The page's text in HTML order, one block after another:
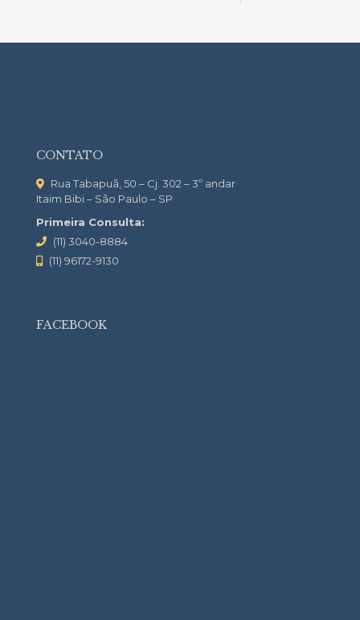
CONTATO
Rua Tabapuã, 50 – Cj. 302 – 3º andar
Itaim Bibi – São Paulo – SP
Primeira Consulta:
(11) 3040-8884
(11) 96172-9130
FACEBOOK